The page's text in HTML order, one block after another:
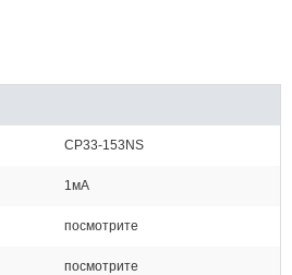
CP33-153NS
1мА
посмотрите
посмотрите